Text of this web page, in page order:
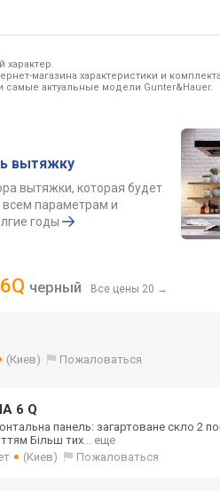
магазина характеристики и
самые актуальные модели Gunter&Hauer.
вытяжку
вытяжки, которая будет
параметрам и
годы
черный Все цены 20 →
(Киев) Пожаловаться
6 Q
панель: загартоване скло 2
Більш тих... еще
(Киев) Пожаловаться